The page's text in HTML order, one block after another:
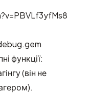
функції:
(він не